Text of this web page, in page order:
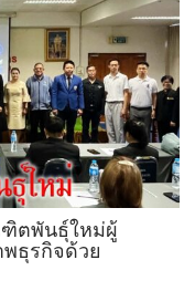
Off
โครงการ
บริหาร
จัดการ
แก้วมังกร
เชื่อม
เครือ
ข่าย
สหกรณ์
ทั่ว
ประเทศ
ตพันธุ์ใหม่ผู้
พธุรกิจด้วย